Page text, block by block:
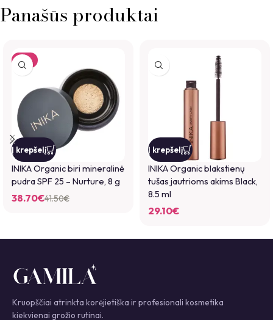
Panašūs produktai
-7%
Į krepšelį
INIKA Organic biri mineralinė
pudra SPF 25 – Nurture, 8 g
41.50€
38.70€
Į krepšelį
INIKA Organic blakstienų
tušas jautrioms akims Black,
8.5 ml
29.10€
Kruopščiai atrinkta korėjietiška ir profesionali kosmetika
kiekvienai grožio rutinai.